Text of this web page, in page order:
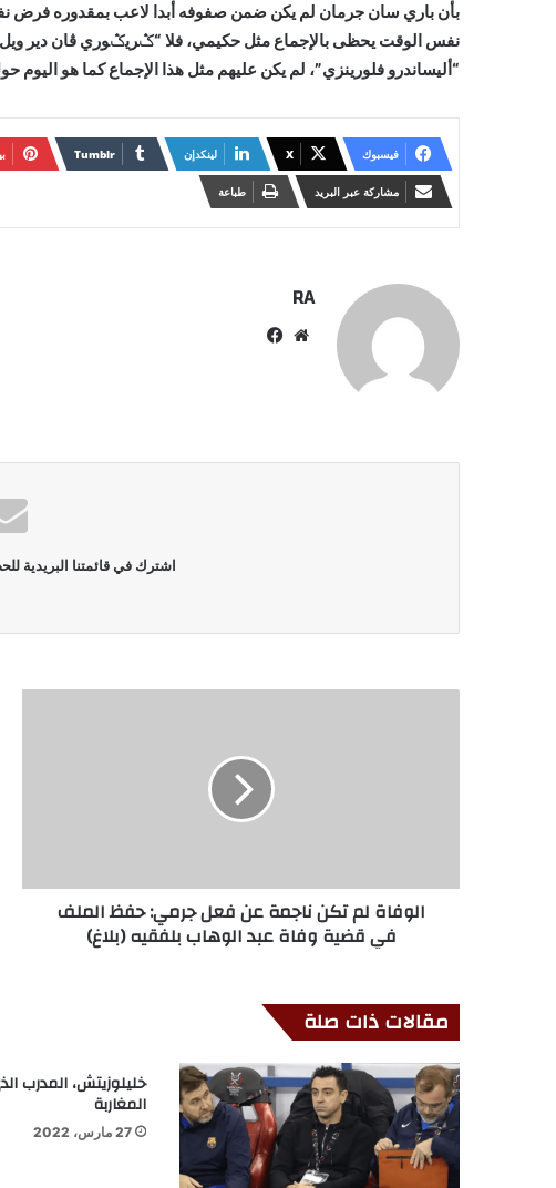
بأن باري سان جرمان لم يكن ضمن صفوفه أبدا لاعب بمقدوره فرض
نفس الوقت يحظى بالإجماع مثل حكيمي، فلا “ݣريݣوري ڤان دير ويل”
“أليساندرو فلورينزي”، لم يكن عليهم مثل هذا الإجماع كما هو اليوم
فيسبوك X لينكدإن
مشاركة عبر البريد طباعة
RA
موقع
اشترك في قائمتنا البريدية
الوفاة لم تكن ناجمة عن فعل جرمي: حفظ الملف
في قضية وفاة عبد الوهاب بلفقيه (بلاغ)
مقالات ذات صلة
خليلوزيتش، المدرب
المغاربة
27 مارس، 2022